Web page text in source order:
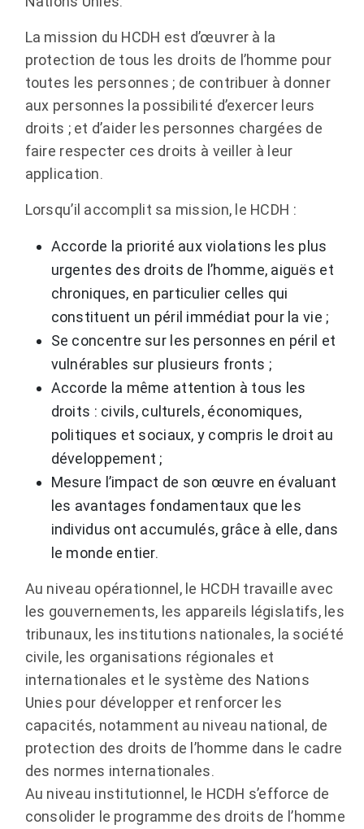
La mission du HCDH est d’œuvrer à la
protection de tous les droits de l’homme pour
toutes les personnes ; de contribuer à donner
aux personnes la possibilité d’exercer leurs
droits ; et d’aider les personnes chargées de
faire respecter ces droits à veiller à leur
application.
Lorsqu’il accomplit sa mission, le HCDH :
Accorde la priorité aux violations les plus
urgentes des droits de l’homme, aiguës et
chroniques, en particulier celles qui
constituent un péril immédiat pour la vie ;
Se concentre sur les personnes en péril et
vulnérables sur plusieurs fronts ;
Accorde la même attention à tous les
droits : civils, culturels, économiques,
politiques et sociaux, y compris le droit au
développement ;
Mesure l’impact de son œuvre en évaluant
les avantages fondamentaux que les
individus ont accumulés, grâce à elle, dans
le monde entier.
Au niveau opérationnel, le HCDH travaille avec
les gouvernements, les appareils législatifs, les
tribunaux, les institutions nationales, la société
civile, les organisations régionales et
internationales et le système des Nations
Unies pour développer et renforcer les
capacités, notamment au niveau national, de
protection des droits de l’homme dans le cadre
des normes internationales.
Au niveau institutionnel, le HCDH s’efforce de
consolider le programme des droits de l’homme